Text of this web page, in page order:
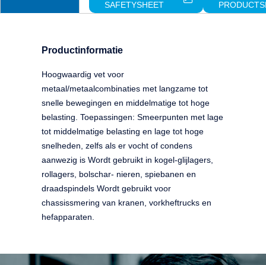
SAFETYSHEET
Productinformatie
Hoogwaardig vet voor
metaal/metaalcombinaties met langzame tot
snelle bewegingen en middelmatige tot hoge
belasting. Toepassingen: Smeerpunten met lage
tot middelmatige belasting en lage tot hoge
snelheden, zelfs als er vocht of condens
aanwezig is Wordt gebruikt in kogel-glijlagers,
rollagers, bolschar- nieren, spiebanen en
draadspindels Wordt gebruikt voor
chassissmering van kranen, vorkheftrucks en
hefapparaten.